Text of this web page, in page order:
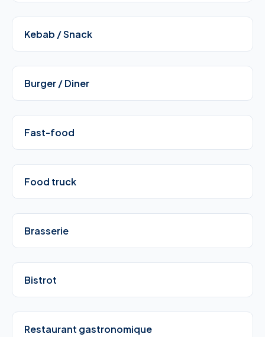
Kebab / Snack
Burger / Diner
Fast-food
Food truck
Brasserie
Bistrot
Restaurant gastronomique